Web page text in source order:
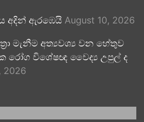
අදින් ඇරඹෙයි August 10, 2026
මැනීම අත්‍යවශ්‍ය වන හේතුව
රෝග විශේෂඥ වෛද්‍ය උපුල් ද
2026